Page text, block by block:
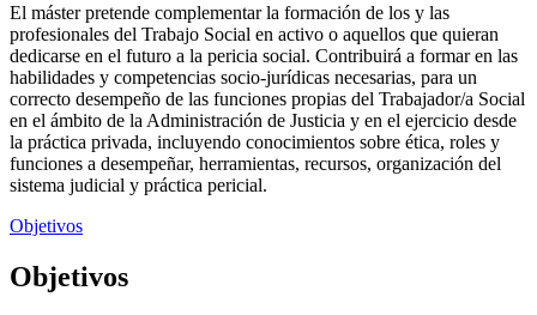
El máster pretende complementar la formación de los y las
profesionales del Trabajo Social en activo o aquellos que quieran
dedicarse en el futuro a la pericia social. Contribuirá a formar en las
habilidades y competencias socio-jurídicas necesarias, para un
correcto desempeño de las funciones propias del Trabajador/a Social
en el ámbito de la Administración de Justicia y en el ejercicio desde
la práctica privada, incluyendo conocimientos sobre ética, roles y
funciones a desempeñar, herramientas, recursos, organización del
sistema judicial y práctica pericial.
Objetivos
Objetivos